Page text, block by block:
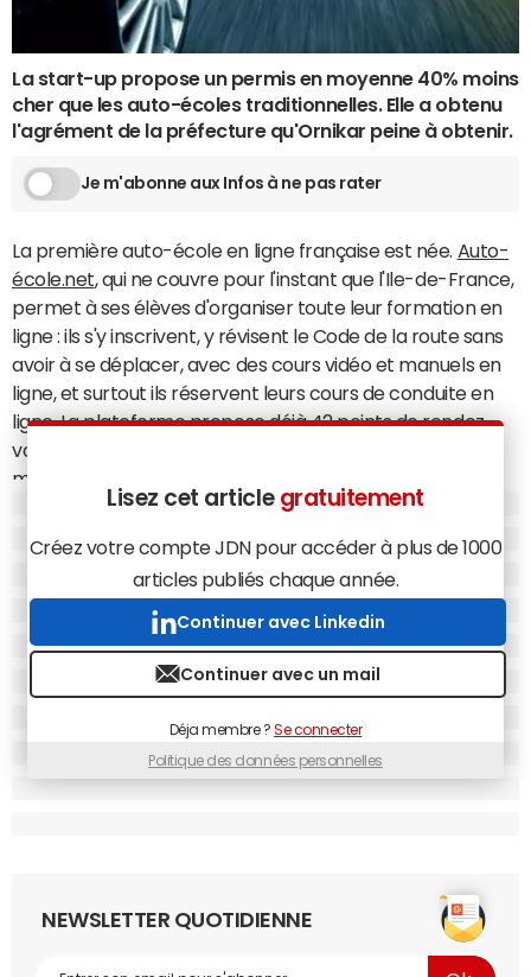
La start-up propose un permis en moyenne 40% moins
cher que les auto-écoles traditionnelles. Elle a obtenu
l'agrément de la préfecture qu'Ornikar peine à obtenir.
Je m'abonne aux Infos à ne pas rater
La première auto-école en ligne française est née. Auto-
école.net, qui ne couvre pour l'instant que l'Ile-de-France,
permet à ses élèves d'organiser toute leur formation en
ligne : ils s'y inscrivent, y révisent le Code de la route sans
avoir à se déplacer, avec des cours vidéo et manuels en
ligne, et surtout ils réservent leurs cours de conduite en
ligne. La plateforme propose déjà 42 points de rendez-
vous à Paris et en Ile-de-France, grâce à un réseau de
moniteurs diplômés. Certains travaillent pour auto-
école.net à plein temps, d'autres quelques heures par
semaine. Les élèves pourront réserver des cours du lundi
au samedi, de 7h à 22h, avec le moniteur de leur choix.
En moyenne, à Paris, le prix du code et de 20 heures de
conduite s'élève à 1250 euros. Sans compter les 10 à
15 heures supplémentaires souvent nécessaires pour
décrocher le graal, facturées 55 euros chacune en
40% moins élevés : si l'élève s'inscrit lui-même en
préfecture, il ne paye que 675 euros pour le code
Stanislas Llurens, expert en formation juridique e-learning,
et Olivier Boutboul, titulaire du diplôme de formateur
moniteur, qui pilotera les professeurs du réseau de la
Lisez cet article gratuitement
Créez votre compte JDN pour accéder à plus de 1000
articles publiés chaque année.
Continuer avec Linkedin
Continuer avec un mail
Déja membre ?Se connecter
Politique des données personnelles
NEWSLETTER QUOTIDIENNE